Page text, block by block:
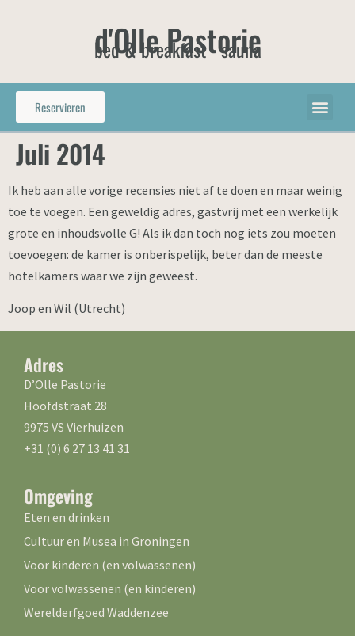
d'Olle Pastorie
bed & breakfast - sauna
Reservieren
Juli 2014
Ik heb aan alle vorige recensies niet af te doen en maar weinig
toe te voegen. Een geweldig adres, gastvrij met een werkelijk
grote en inhoudsvolle G! Als ik dan toch nog iets zou moeten
toevoegen: de kamer is onberispelijk, beter dan de meeste
hotelkamers waar we zijn geweest.
Joop en Wil (Utrecht)
Adres
D’Olle Pastorie
Hoofdstraat 28
9975 VS Vierhuizen
+31 (0) 6 27 13 41 31
Omgeving
Eten en drinken
Cultuur en Musea in Groningen
Voor kinderen (en volwassenen)
Voor volwassenen (en kinderen)
Werelderfgoed Waddenzee